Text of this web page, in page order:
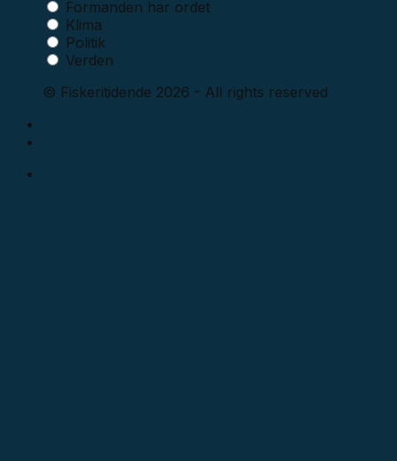
Formanden har ordet
Klima
Politik
Verden
© Fiskeritidende 2026 - All rights reserved